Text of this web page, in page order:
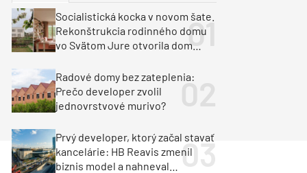
Klimatizácia a vetranie
Milan Murcka
Socialistická kocka v novom šate.
Rekonštrukcia rodinného domu
vo Svätom Jure otvorila dom
Radové domy bez zateplenia:
Prečo developer zvolil
jednovrstvové murivo?
Prvý developer, ktorý začal stavať
kancelárie: HB Reavis zmenil
biznis model a nahneval